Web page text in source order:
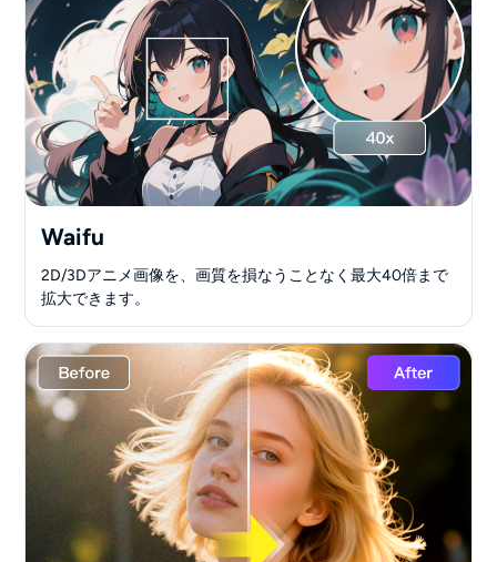
Waifu
2D/3Dアニメ画像を、画質を損なうことなく最大40倍まで
拡大できます。